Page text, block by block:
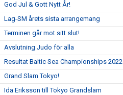
God Jul & Gott Nytt År!
Lag-SM årets sista arrangemang
Terminen går mot sitt slut!
Avslutning Judo för alla
Resultat Baltic Sea Championships 2022
Grand Slam Tokyo!
Ida Eriksson till Tokyo Grandslam